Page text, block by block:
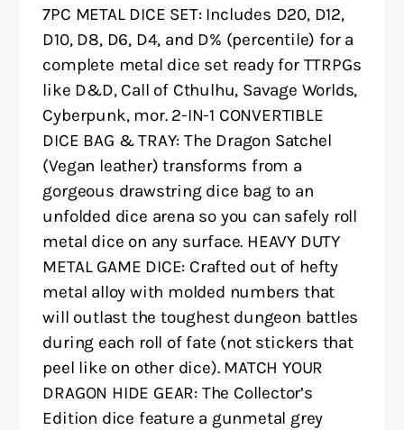
Menge
7PC METAL DICE SET: Includes D20, D12,
D10, D8, D6, D4, and D% (percentile) for a
complete metal dice set ready for TTRPGs
like D&D, Call of Cthulhu, Savage Worlds,
Cyberpunk, mor. 2-IN-1 CONVERTIBLE
DICE BAG & TRAY: The Dragon Satchel
(Vegan leather) transforms from a
gorgeous drawstring dice bag to an
unfolded dice arena so you can safely roll
metal dice on any surface. HEAVY DUTY
METAL GAME DICE: Crafted out of hefty
metal alloy with molded numbers that
will outlast the toughest dungeon battles
during each roll of fate (not stickers that
peel like on other dice). MATCH YOUR
DRAGON HIDE GEAR: The Collector’s
Edition dice feature a gunmetal grey